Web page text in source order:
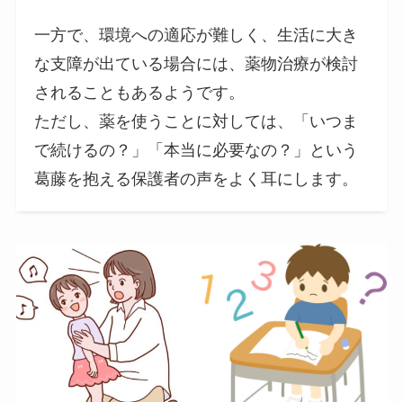
一方で、環境への適応が難しく、生活に大き
な支障が出ている場合には、薬物治療が検討
されることもあるようです。
ただし、薬を使うことに対しては、「いつま
で続けるの？」「本当に必要なの？」という
葛藤を抱える保護者の声をよく耳にします。